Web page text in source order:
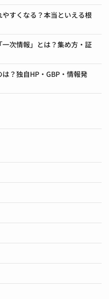
すくなる？本当といえる根
次情報」とは？集め方・証
？独自HP・GBP・情報発